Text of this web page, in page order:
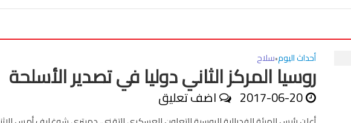
أحداث اليوم•سلاح
روسيا المركز الثاني دوليا في تصدير الأسلحة
2017-06-20 اضف تعليق